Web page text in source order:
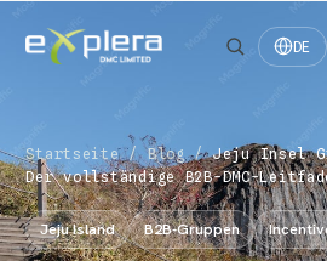
DE
Startseite / Blog / Jeju Insel
Der vollständige B2B-DMC-
Jeju Island B2B-Gruppen